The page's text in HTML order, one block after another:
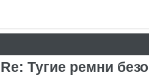
Re: Тугие ремни